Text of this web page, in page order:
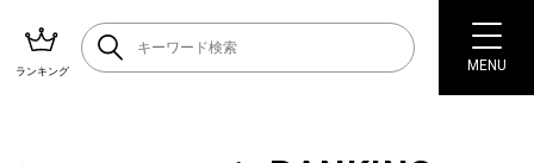
ランキング MENU